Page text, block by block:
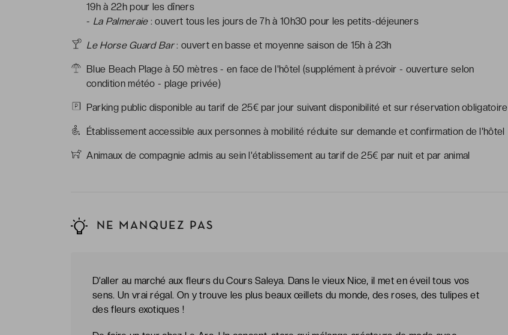
19h à 22h pour les dîners
- La Palmeraie: ouvert tous les jours de 7h à 10h30 pour les petits-déjeuners
Le Horse Guard Bar: ouvert en basse et moyenne saison de 15h à 23h
Blue Beach Plage à 50 mètres - en face de l'hôtel (supplément à prévoir - ouverture selon
condition météo - plage privée)
Parking public disponible au tarif de 25€ par jour suivant disponibilité et sur réservation obligatoire
Établissement accessible aux personnes à mobilité réduite sur demande et confirmation de l'hôtel
Animaux de compagnie admis au sein l'établissement au tarif de 25€ par nuit et par animal
NE MANQUEZ PAS
D’aller au marché aux fleurs du Cours Saleya. Dans le vieux Nice, il met en éveil tous vos
sens. Un vrai régal. On y trouve les plus beaux œillets du monde, des roses, des tulipes et
des fleurs exotiques !